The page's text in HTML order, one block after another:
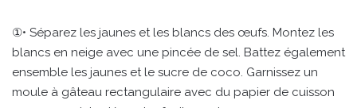
①• Séparez les jaunes et les blancs des œufs. Montez les
blancs en neige avec une pincée de sel. Battez également
ensemble les jaunes et le sucre de coco. Garnissez un
moule à gâteau rectangulaire avec du papier de cuisson